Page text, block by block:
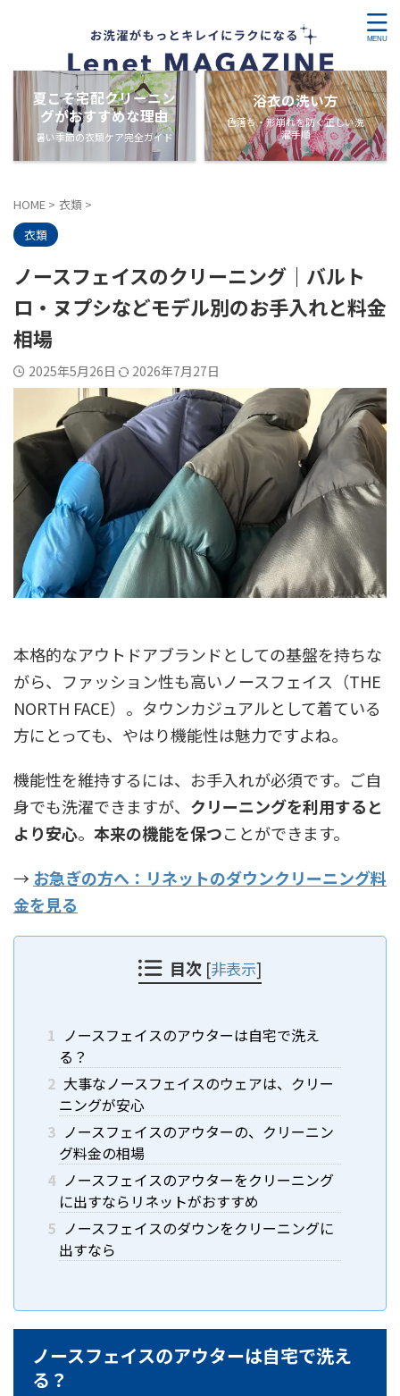
夏こそ宅配クリーニン
グがおすすめな理由
暑い季節の衣類ケア完全ガイド
浴衣の洗い方
色落ち・形崩れを防ぐ正しい洗
濯手順
HOME > 衣類 >
衣類
ノースフェイスのクリーニング｜バルト
ロ・ヌプシなどモデル別のお手入れと料金
相場
2025年5月26日 2026年7月27日
本格的なアウトドアブランドとしての基盤を持ちな
がら、ファッション性も高いノースフェイス（THE
NORTH FACE）。タウンカジュアルとして着ている
方にとっても、やはり機能性は魅力ですよね。
機能性を維持するには、お手入れが必須です。ご自
身でも洗濯できますが、 クリーニングを利用すると
より安心。 本来の機能を保つことができます。
→ お急ぎの方へ：リネットのダウンクリーニング料
金を見る
目次 [非表示]
1 ノースフェイスのアウターは自宅で洗え
る？
2 大事なノースフェイスのウェアは、クリー
ニングが安心
3 ノースフェイスのアウターの、クリーニン
グ料金の相場
4 ノースフェイスのアウターをクリーニング
に出すならリネットがおすすめ
5 ノースフェイスのダウンをクリーニングに
出すなら
ノースフェイスのアウターは自宅で洗え
る？